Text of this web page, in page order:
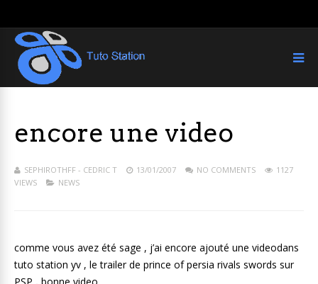
encore une video
SEPHIROTHFF - CEDRIC T 13/01/2007 NO COMMENTS
1127
VIEWS
NEWS
comme vous avez été sage , j’ai encore ajouté une videodans
tuto station yv , le trailer de prince of persia rivals swords sur